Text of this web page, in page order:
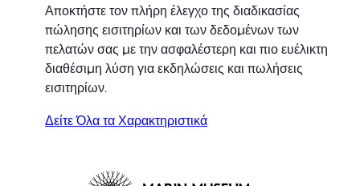
Αποκτήστε τον πλήρη έλεγχο της διαδικασίας
πώλησης εισιτηρίων και των δεδομένων των
πελατών σας με την ασφαλέστερη και πιο ευέλικτη
διαθέσιμη λύση για εκδηλώσεις και πωλήσεις
εισιτηρίων.
Δείτε Όλα τα Χαρακτηριστικά